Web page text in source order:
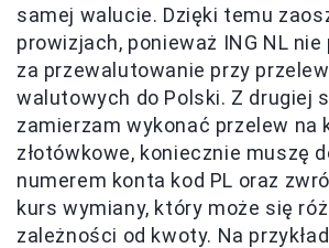
samej walucie. Dzięki temu
prowizjach, ponieważ ING NL nie
za przewalutowanie przy
walutowych do Polski. Z drugiej
zamierzam wykonać przelew na
złotówkowe, koniecznie muszę
numerem konta kod PL oraz
kurs wymiany, który może się
zależności od kwoty. Na